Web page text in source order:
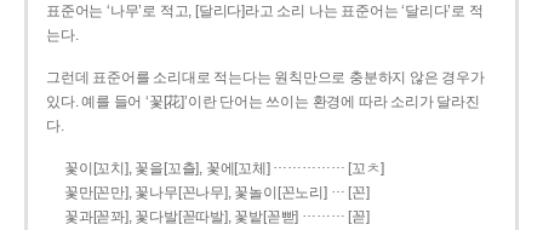
표준어는 ‘나무’로 적고, [달리다]라고 소리 나는 표준어는 ‘달리다’로 적
는다.
그런데 표준어를 소리대로 적는다는 원칙만으로 충분하지 않은 경우가
있다. 예를 들어 ‘꽃[花]’이란 단어는 쓰이는 환경에 따라 소리가 달라진
다.
꽃이[꼬치], 꽃을[꼬츨], 꽃에[꼬체] …………… [꼬ㅊ]
꽃만[꼰만], 꽃나무[꼰나무], 꽃놀이[꼰노리] … [꼰]
꽃과[꼳꽈], 꽃다발[꼳따발], 꽃밭[꼳빧] ……… [꼳]